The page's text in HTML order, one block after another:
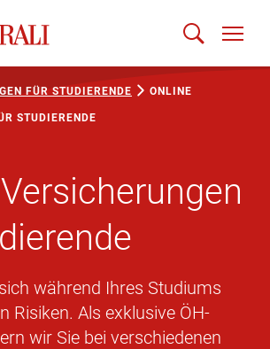
FÜR STUDIERENDE ONLINE
STUDIERENDE
während Ihres Studiums
Risiken. Als exklusive ÖH-
wir Sie bei verschiedenen